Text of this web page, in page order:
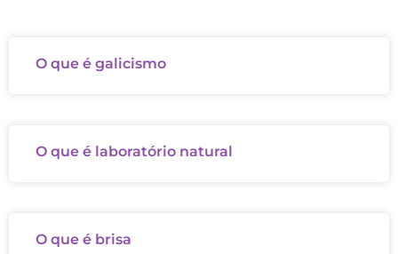
O que é galicismo
O que é laboratório natural
O que é brisa